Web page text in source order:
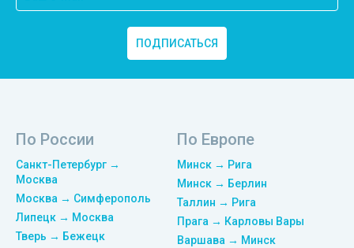
ПОДПИСАТЬСЯ
По России
Санкт-Петербург →
Москва
Москва → Симферополь
Липецк → Москва
Тверь → Бежецк
По Европе
Минск → Рига
Минск → Берлин
Таллин → Рига
Прага → Карловы Вары
Варшава → Минск